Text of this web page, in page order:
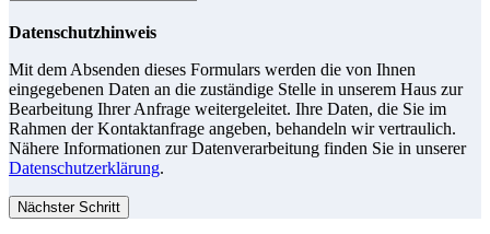
Datenschutzhinweis
Mit dem Absenden dieses Formulars werden die von Ihnen
eingegebenen Daten an die zuständige Stelle in unserem Haus zur
Bearbeitung Ihrer Anfrage weitergeleitet. Ihre Daten, die Sie im
Rahmen der Kontaktanfrage angeben, behandeln wir vertraulich.
Nähere Informationen zur Datenverarbeitung finden Sie in unserer
Datenschutzerklärung.
Nächster Schritt